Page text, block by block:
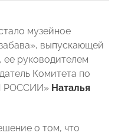
музейное
выпускающей
руководителем
Комитета по
РОССИИ» Наталья
о том, что